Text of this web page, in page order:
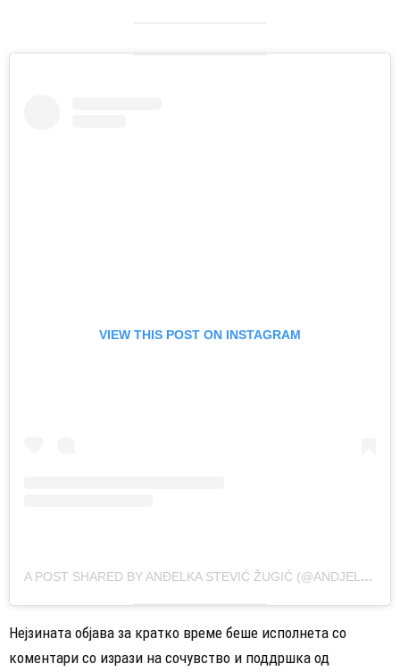
VIEW THIS POST ON INSTAGRAM
A POST SHARED BY ANĐELKA STEVIĆ ŽUGIĆ (@ANDJELKAP)
Нејзината објава за кратко време беше исполнета со
коментари со изрази на сочувство и поддршка од